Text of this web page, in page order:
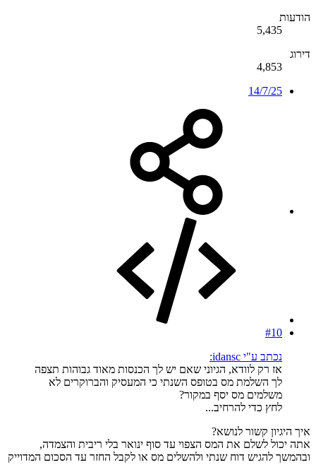
הודעות
5,435
דירוג
4,853
14/7/25
#10
נכתב ע"י idansc:
אז רק לוודא, הגיוני שאם יש לך הכנסות מאוד גבוהות תצפה
לך השלמת מס בטופס השנתי כי המעסיק והברוקרים לא
משלמים מס יסף במקור?
לחץ כדי להרחיב...
איך היגיון קשור לנושא?
אתה יכול לשלם את המס הצפוי עד סוף ינואר בלי ריבית והצמדה,
ובהמשך להגיש דוח שנתי ולהשלים מס או לקבל החזר עד הסכום המדוייק